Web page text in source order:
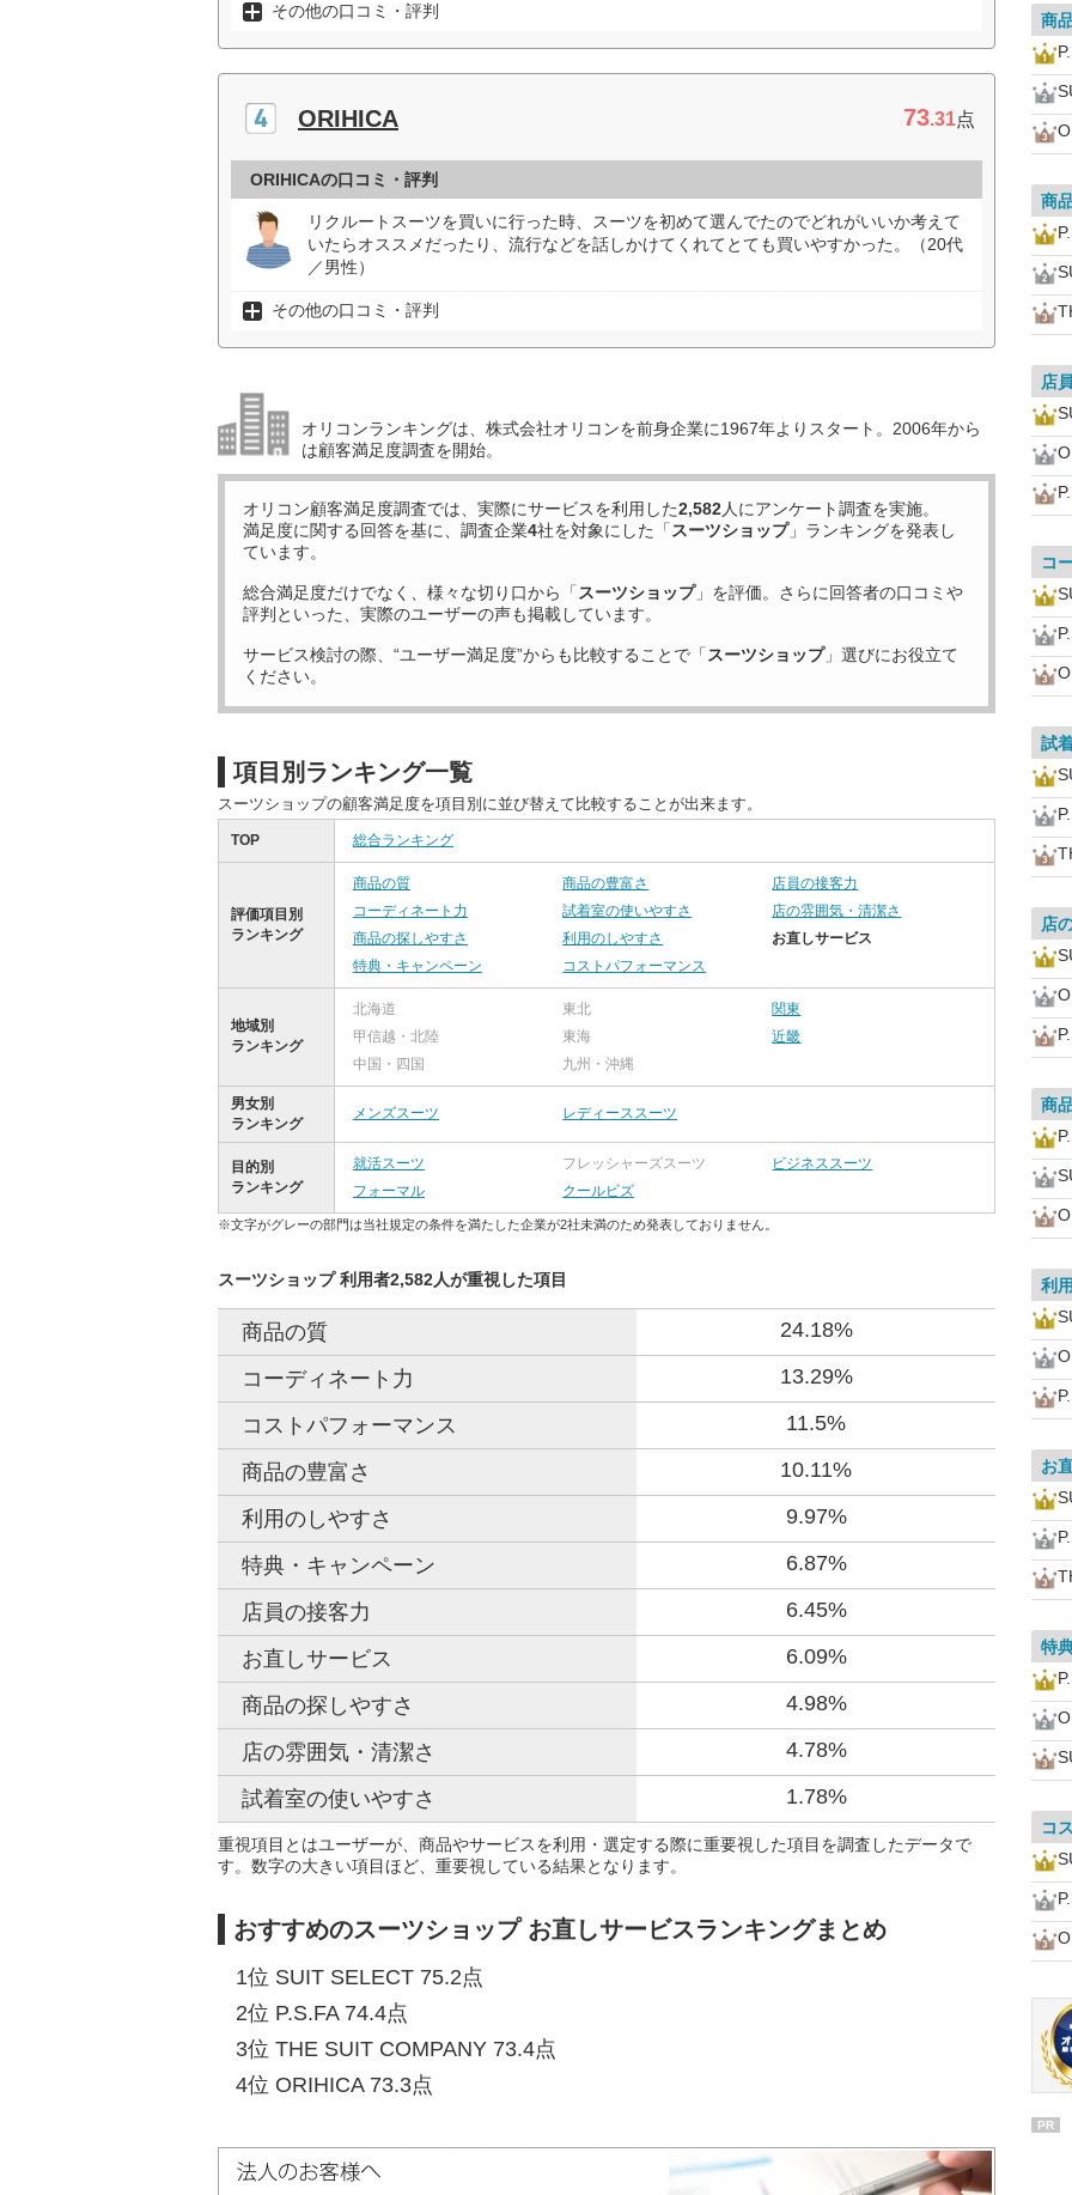
その他の口コミ・評判
ORIHICA 73.31点
ORIHICAの口コミ・評判
リクルートスーツを買いに行った時、スーツを初めて選んでたのでどれがいいか考えて
いたらオススメだったり、流行などを話しかけてくれてとても買いやすかった。（20代
／男性）
その他の口コミ・評判
オリコンランキングは、株式会社オリコンを前身企業に1967年よりスタート。2006年から
は顧客満足度調査を開始。
オリコン顧客満足度調査では、実際にサービスを利用した2,582人にアンケート調査を実施。
満足度に関する回答を基に、調査企業4社を対象にした「 スーツショップ」ランキングを発表し
ています。
総合満足度だけでなく、様々な切り口から「 スーツショップ」を評価。さらに回答者の口コミや
評判といった、実際のユーザーの声も掲載しています。
サービス検討の際、“ユーザー満足度”からも比較することで「 スーツショップ」選びにお役立て
ください。
項目別ランキング一覧
スーツショップの顧客満足度を項目別に並び替えて比較することが出来ます。
TOP 総合ランキング
評価項目別
ランキング
商品の質 商品の豊富さ
店員の接客力
コーディネート力
試着室の使いやすさ
店の雰囲気・清潔さ
商品の探しやすさ
利用のしやすさ
お直しサービス
特典・キャンペーン
コストパフォーマンス
地域別
ランキング
北海道 東北
関東
甲信越・北陸
東海
近畿
中国・四国
九州・沖縄
男女別
ランキング
メンズスーツ レディーススーツ
目的別
ランキング
就活スーツ フレッシャーズスーツ
ビジネススーツ
フォーマル
クールビズ
※文字がグレーの部門は当社規定の条件を満たした企業が2社未満のため発表しておりません。
スーツショップ 利用者2,582人が重視した項目
商品の質 24.18%
コーディネート力 13.29%
コストパフォーマンス 11.5%
商品の豊富さ 10.11%
利用のしやすさ 9.97%
特典・キャンペーン 6.87%
店員の接客力 6.45%
お直しサービス 6.09%
商品の探しやすさ 4.98%
店の雰囲気・清潔さ 4.78%
試着室の使いやすさ 1.78%
重視項目とはユーザーが、商品やサービスを利用・選定する際に重要視した項目を調査したデータで
す。数字の大きい項目ほど、重要視している結果となります。
おすすめのスーツショップ お直しサービスランキングまとめ
1位 SUIT SELECT 75.2点
2位 P.S.FA 74.4点
3位 THE SUIT COMPANY 73.4点
4位 ORIHICA 73.3点
商
商
店
コ
試
店
商
利
お
特
コ
PR